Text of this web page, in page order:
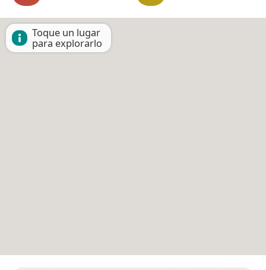
Toque un lugar
para explorarlo